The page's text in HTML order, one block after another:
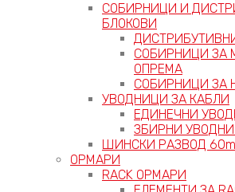
СОБИРНИЦИ И
БЛОКОВИ
СОБИРНИЦИ ЗА
ОПРЕМА
СОБИРНИЦИ ЗА
УВОДНИЦИ ЗА КАБЛИ
ЕДИНЕЧНИ
ЗБИРНИ
ШИНСКИ РАЗВОД
ОРМАРИ
RACK ОРМАРИ